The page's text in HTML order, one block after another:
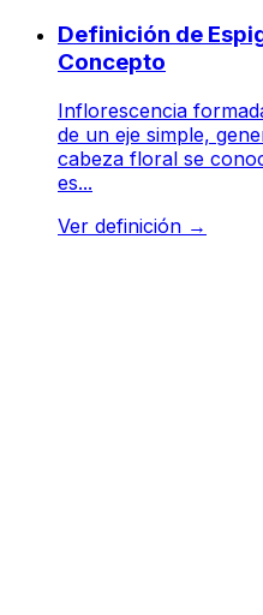
Definición de
Concepto
Inflorescencia
de un eje simple,
cabeza floral se
es...
Ver definición →